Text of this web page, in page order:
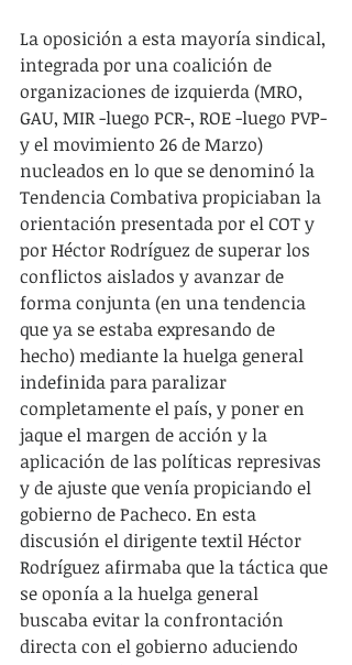
La oposición a esta mayoría sindical,
integrada por una coalición de
organizaciones de izquierda (MRO,
GAU, MIR -luego PCR-, ROE -luego PVP-
y el movimiento 26 de Marzo)
nucleados en lo que se denominó la
Tendencia Combativa propiciaban la
orientación presentada por el COT y
por Héctor Rodríguez de superar los
conflictos aislados y avanzar de
forma conjunta (en una tendencia
que ya se estaba expresando de
hecho) mediante la huelga general
indefinida para paralizar
completamente el país, y poner en
jaque el margen de acción y la
aplicación de las políticas represivas
y de ajuste que venía propiciando el
gobierno de Pacheco. En esta
discusión el dirigente textil Héctor
Rodríguez afirmaba que la táctica que
se oponía a la huelga general
buscaba evitar la confrontación
directa con el gobierno aduciendo